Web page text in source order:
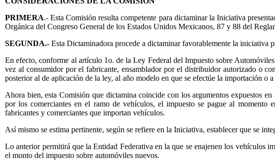
PRIMERA.- Esta Comisión resulta competente para dictaminar la Iniciativa
Orgánica del Congreso General de los Estados Unidos Mexicanos, 87 y 88 del
SEGUNDA.- Esta Dictaminadora procede a dictaminar favorablemente la iniciativa
En efecto, conforme al artículo 1o. de la Ley Federal del Impuesto sobre
vez al consumidor por el fabricante, ensamblador por el distribuidor autorizado o
posterior al de aplicación de la ley, al año modelo en que se efectúe la importación o
Ahora bien, esta Comisión que dictamina coincide con los argumentos expuestos
por los comerciantes en el ramo de vehículos, el impuesto se pague al momento
fabricantes y comerciantes que importan vehículos.
Así mismo se estima pertinente, según se refiere en la Iniciativa, establecer que se
Lo anterior permitirá que la Entidad Federativa en la que se enajenen los vehículos
el monto del impuesto sobre automóviles nuevos.